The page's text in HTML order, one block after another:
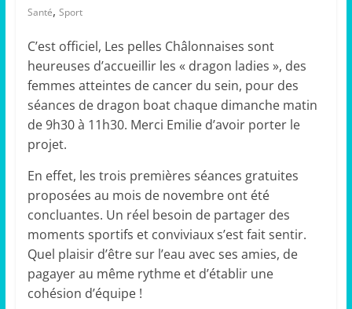
Santé, Sport
C’est officiel, Les pelles Châlonnaises sont
heureuses d’accueillir les « dragon ladies », des
femmes atteintes de cancer du sein, pour des
séances de dragon boat chaque dimanche matin
de 9h30 à 11h30. Merci Emilie d’avoir porter le
projet.
En effet, les trois premières séances gratuites
proposées au mois de novembre ont été
concluantes. Un réel besoin de partager des
moments sportifs et conviviaux s’est fait sentir.
Quel plaisir d’être sur l’eau avec ses amies, de
pagayer au même rythme et d’établir une
cohésion d’équipe !